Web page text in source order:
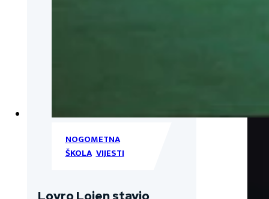
NOGOMETNA
ŠKOLA,VIJESTI